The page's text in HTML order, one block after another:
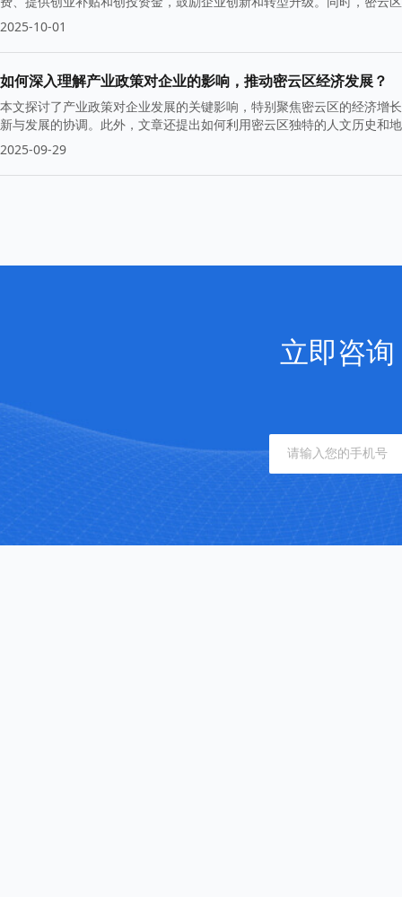
2025-10-01
如何深入理解产业政策对企业的影响，推动密云区经济发展？
本文探讨了产业政策对企业发展的关键影响，特别聚焦密云区的经济增
新与发展的协调。此外，文章还提出如何利用密云区独特的人文历史和
2025-09-29
立即咨